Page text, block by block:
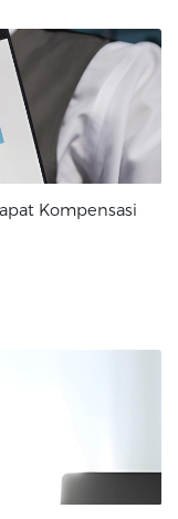
Kompensasi